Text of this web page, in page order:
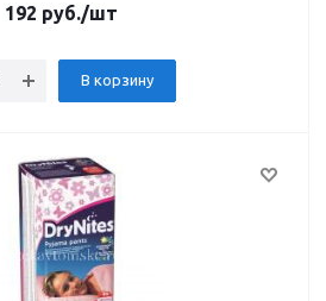
192 руб./шт
В корзину